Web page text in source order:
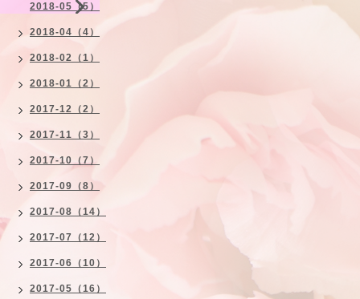
2018-05（5）
2018-04（4）
2018-02（1）
2018-01（2）
2017-12（2）
2017-11（3）
2017-10（7）
2017-09（8）
2017-08（14）
2017-07（12）
2017-06（10）
2017-05（16）